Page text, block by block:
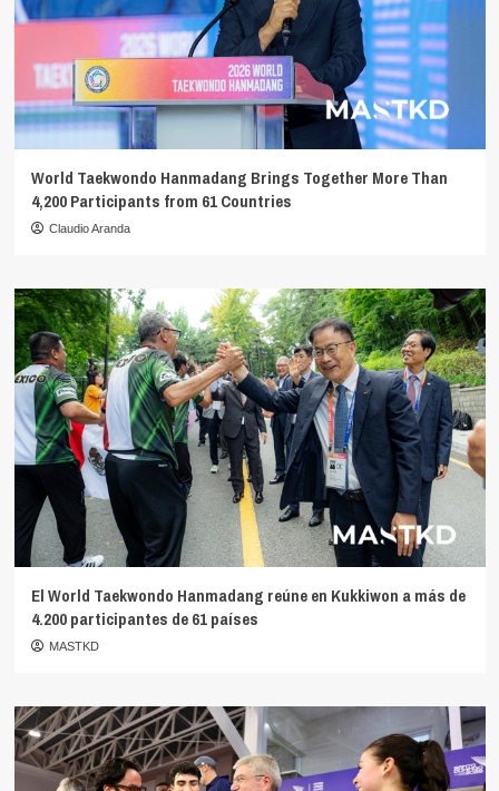
World Taekwondo Hanmadang Brings Together More Than
4,200 Participants from 61 Countries
Claudio Aranda
El World Taekwondo Hanmadang reúne en Kukkiwon a más de
4.200 participantes de 61 países
MASTKD